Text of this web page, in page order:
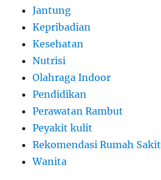
Jantung
Kepribadian
Kesehatan
Nutrisi
Olahraga Indoor
Pendidikan
Perawatan Rambut
Peyakit kulit
Rekomendasi Rumah Sakit
Wanita